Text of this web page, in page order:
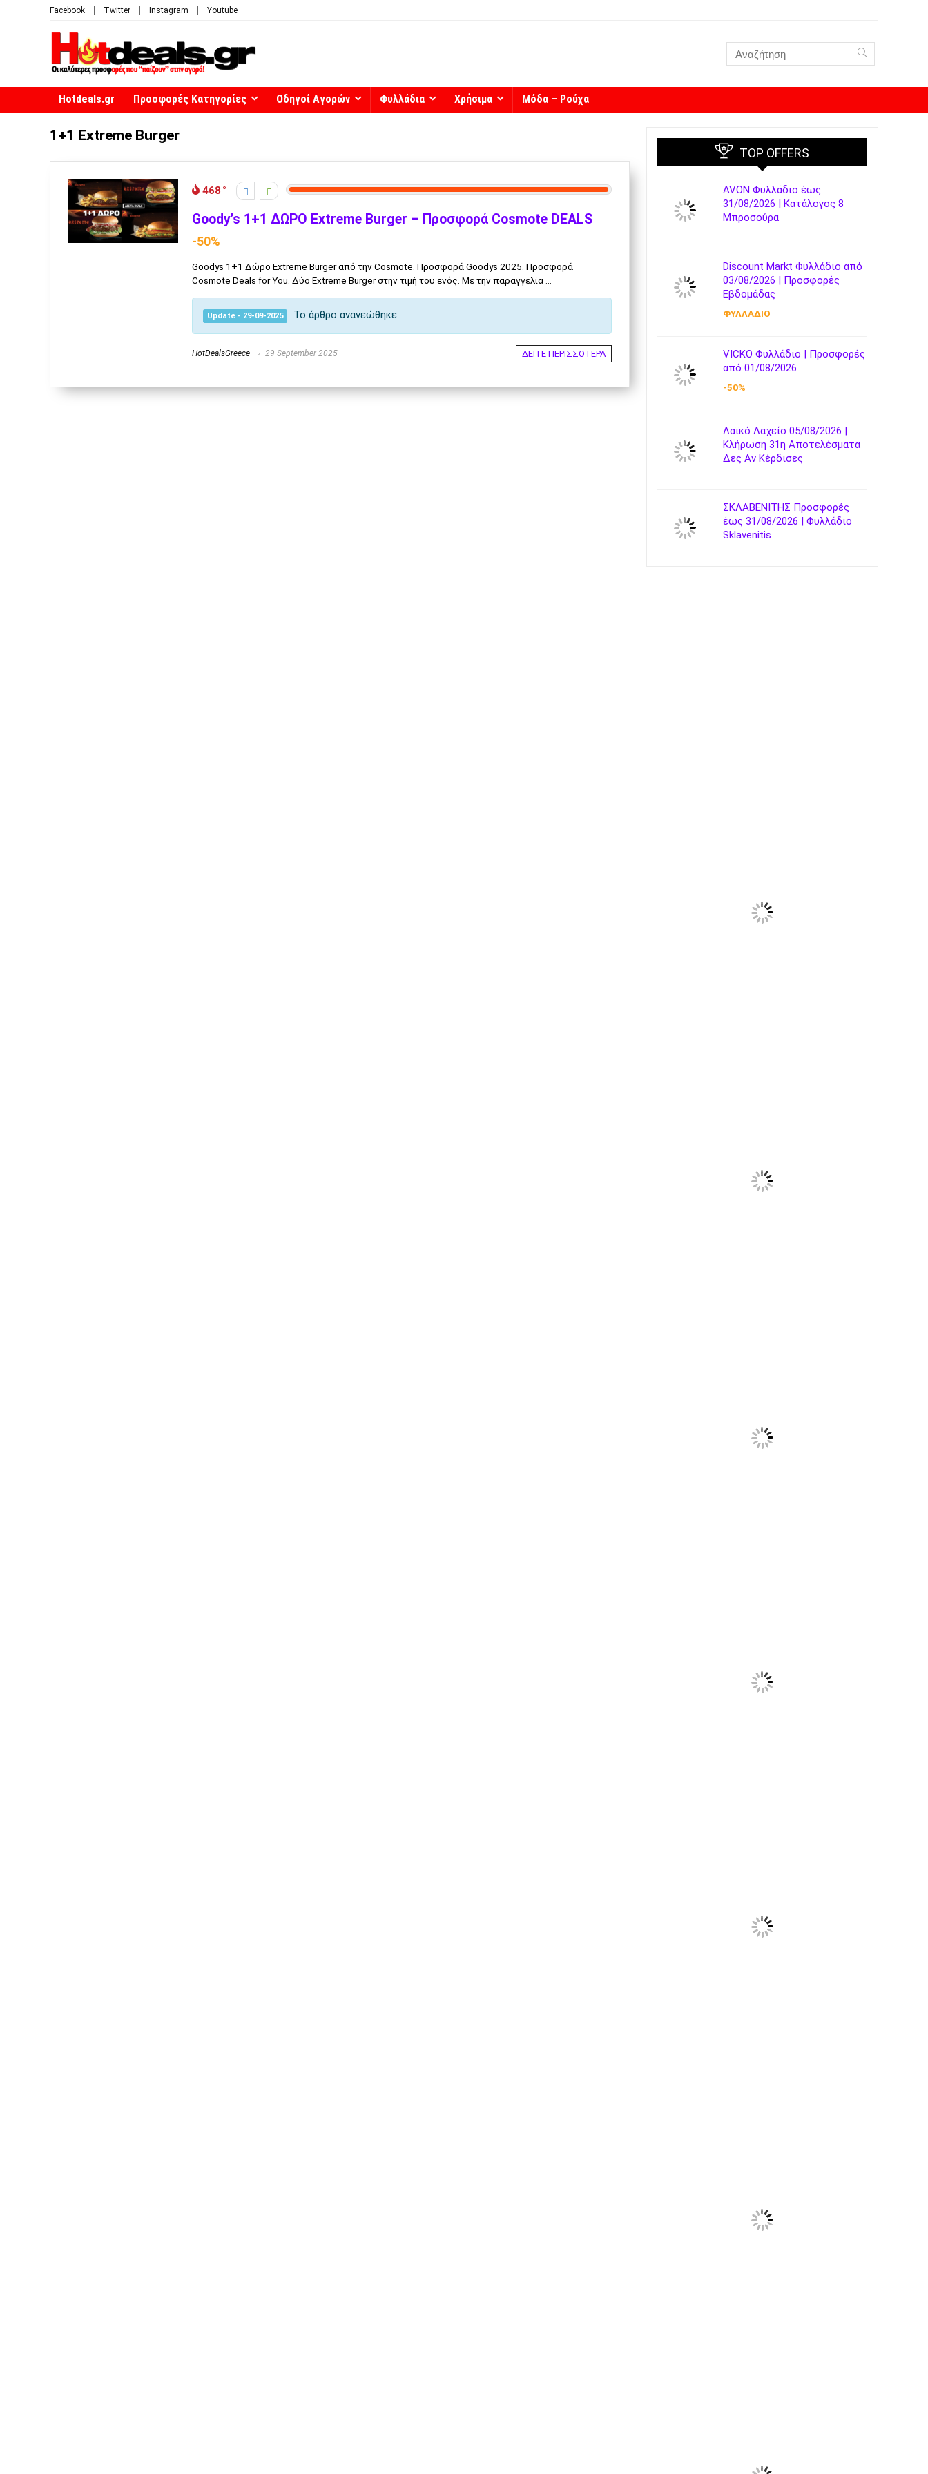
Facebook Twitter Instagram Youtube
Hotdeals.gr Προσφορές Κατηγορίες Οδηγοί Αγορών Φυλλάδια Χρήσιμα Μόδα – Ρούχα
1+1 Extreme Burger
468
Goody’s 1+1 ΔΩΡΟ Extreme Burger – Προσφορά Cosmote DEALS
-50%
Goodys 1+1 Δώρο Extreme Burger από την Cosmote. Προσφορά Goodys 2025. Προσφορά
Cosmote Deals for You. Δύο Extreme Burger στην τιμή του ενός. Με την παραγγελία ...
Update - 29-09-2025 Το άρθρο ανανεώθηκε
HotDealsGreece 29 September 2025 ΔΕΙΤΕ ΠΕΡΙΣΣΟΤΕΡΑ
TOP OFFERS
AVON Φυλλάδιο έως
31/08/2026 | Κατάλογος 8
Μπροσούρα
Discount Markt Φυλλάδιο από
03/08/2026 | Προσφορές
Εβδομάδας
ΦΥΛΛΑΔΙΟ
VICKO Φυλλάδιο | Προσφορές
από 01/08/2026
-50%
Λαϊκό Λαχείο 05/08/2026 |
Κλήρωση 31η Αποτελέσματα
Δες Αν Κέρδισες
ΣΚΛΑΒΕΝΙΤΗΣ Προσφορές
έως 31/08/2026 | Φυλλάδιο
Sklavenitis